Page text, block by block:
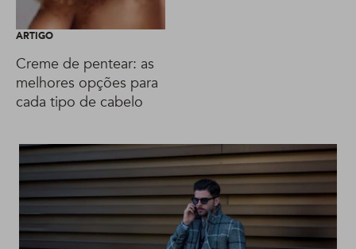
ARTIGO
Creme de pentear: as
melhores opções para
cada tipo de cabelo